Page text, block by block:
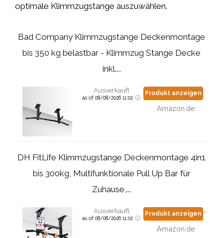
optimale Klimmzugstange auszuwählen.
Bad Company Klimmzugstange Deckenmontage
bis 350 kg belastbar - Klimmzug Stange Decke
inkl....
Ausverkauft
as of 08/08/2026 11:02
Produkt anzeigen
Amazon.de
DH FitLife Klimmzugstange Deckenmontage 4in1
bis 300kg, Multifunktionale Pull Up Bar für
Zuhause,...
Ausverkauft
as of 08/08/2026 11:02
Produkt anzeigen
Amazon.de